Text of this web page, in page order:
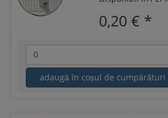
0,20 € *
adaugă în coșul de cumpărături